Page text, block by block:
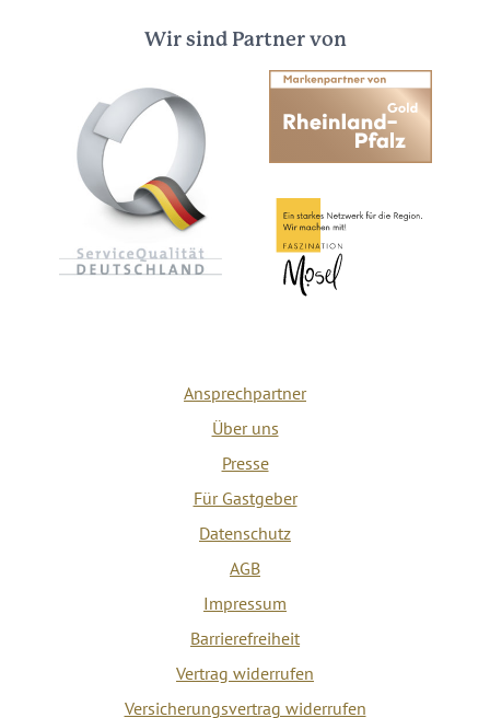
Wir sind Partner von
Ansprechpartner
Über uns
Presse
Für Gastgeber
Datenschutz
AGB
Impressum
Barrierefreiheit
Vertrag widerrufen
Versicherungsvertrag widerrufen